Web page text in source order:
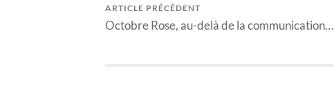
ARTICLE PRÉCÉDENT
Octobre Rose, au-delà de la communication…